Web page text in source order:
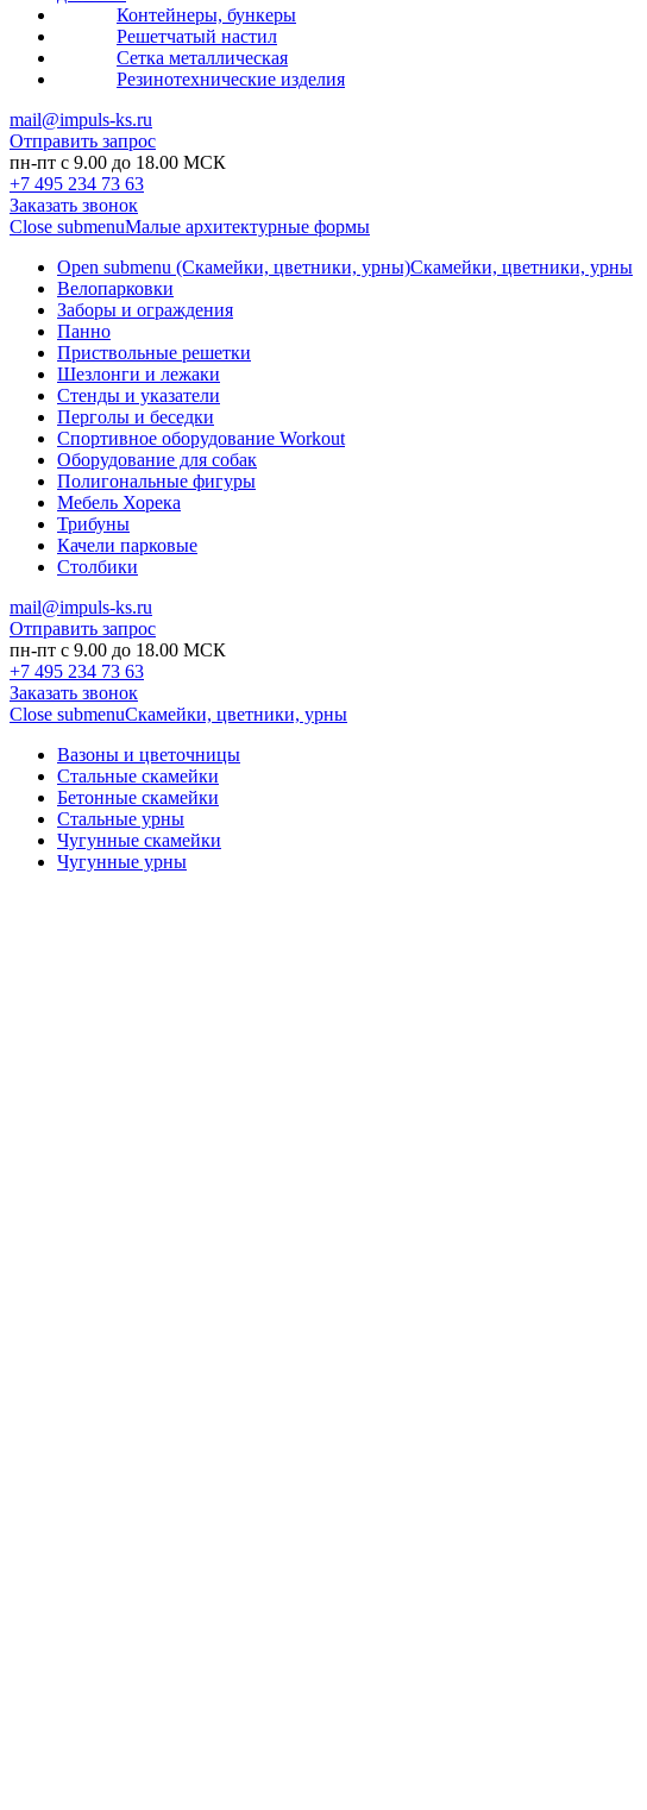
Контейнеры, бункеры
Решетчатый настил
Сетка металлическая
Резинотехнические изделия
mail@impuls-ks.ru
Отправить запрос
пн-пт с 9.00 до 18.00 МСК
+7 495 234 73 63
Заказать звонок
Close submenuМалые архитектурные формы
Open submenu (Скамейки, цветники, урны)Скамейки, цветники, урны
Велопарковки
Заборы и ограждения
Панно
Приствольные решетки
Шезлонги и лежаки
Стенды и указатели
Перголы и беседки
Спортивное оборудование Workout
Оборудование для собак
Полигональные фигуры
Мебель Хорека
Трибуны
Качели парковые
Столбики
mail@impuls-ks.ru
Отправить запрос
пн-пт с 9.00 до 18.00 МСК
+7 495 234 73 63
Заказать звонок
Close submenuСкамейки, цветники, урны
Вазоны и цветочницы
Стальные скамейки
Бетонные скамейки
Стальные урны
Чугунные скамейки
Чугунные урны